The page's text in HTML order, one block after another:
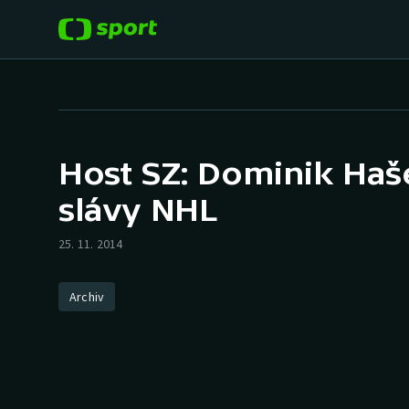
Hokej
Tenis
Cyklistika
Baseball a softbal
Host SZ: Dominik
slávy NHL
25. 11. 2014
Archiv